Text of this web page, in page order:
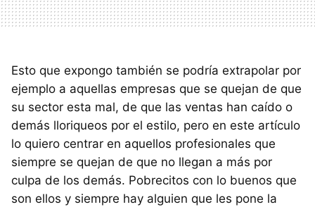
Esto que expongo también se podría extrapolar por
ejemplo a aquellas empresas que se quejan de que
su sector esta mal, de que las ventas han caído o
demás lloriqueos por el estilo, pero en este artículo
lo quiero centrar en aquellos profesionales que
siempre se quejan de que no llegan a más por
culpa de los demás. Pobrecitos con lo buenos que
son ellos y siempre hay alguien que les pone la